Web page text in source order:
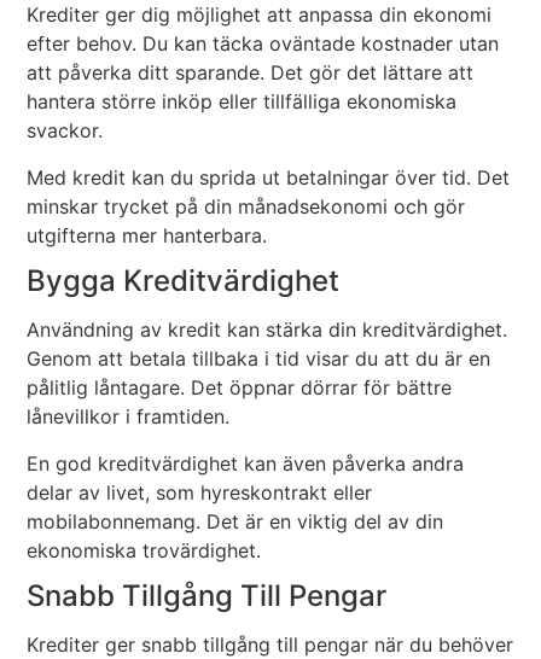
Krediter ger dig möjlighet att anpassa din ekonomi
efter behov. Du kan täcka oväntade kostnader utan
att påverka ditt sparande. Det gör det lättare att
hantera större inköp eller tillfälliga ekonomiska
svackor.
Med kredit kan du sprida ut betalningar över tid. Det
minskar trycket på din månadsekonomi och gör
utgifterna mer hanterbara.
Bygga Kreditvärdighet
Användning av kredit kan stärka din kreditvärdighet.
Genom att betala tillbaka i tid visar du att du är en
pålitlig låntagare. Det öppnar dörrar för bättre
lånevillkor i framtiden.
En god kreditvärdighet kan även påverka andra
delar av livet, som hyreskontrakt eller
mobilabonnemang. Det är en viktig del av din
ekonomiska trovärdighet.
Snabb Tillgång Till Pengar
Krediter ger snabb tillgång till pengar när du behöver